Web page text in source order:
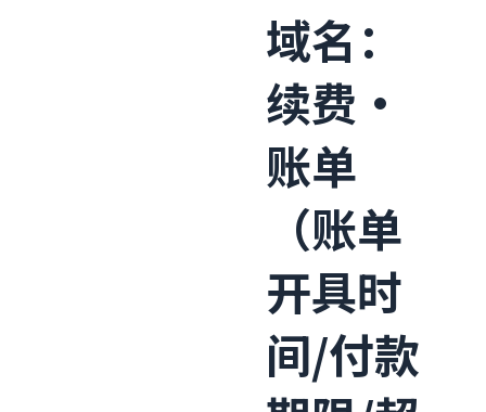
域名：
续费·
账单
（账单
开具时
间/付款